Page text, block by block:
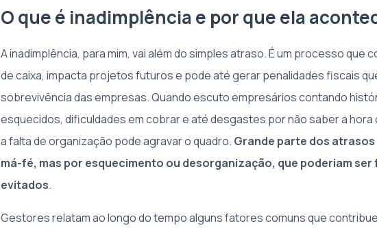
O que é inadimplência e por que ela
A inadimplência, para mim, vai além do simples atraso. É um processo que
de caixa, impacta projetos futuros e pode até gerar penalidades fiscais
sobrevivência das empresas. Quando escuto empresários contando
esquecidos, dificuldades em cobrar e até desgastes por não saber a hora
a falta de organização pode agravar o quadro. Grande parte dos
má-fé, mas por esquecimento ou desorganização, que poderiam ser
evitados.
Gestores relatam ao longo do tempo alguns fatores comuns que